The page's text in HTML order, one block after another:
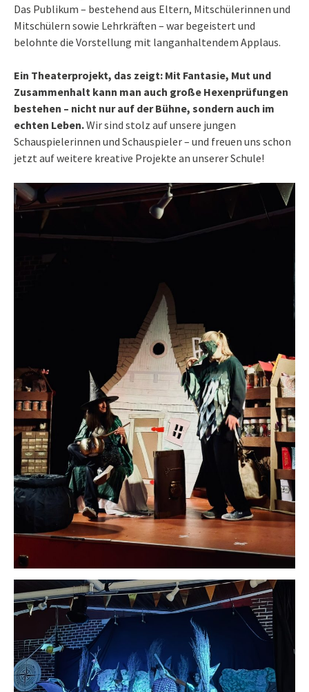
Das Publikum – bestehend aus Eltern, Mitschülerinnen und
Mitschülern sowie Lehrkräften – war begeistert und
belohnte die Vorstellung mit langanhaltendem Applaus.
Ein Theaterprojekt, das zeigt: Mit Fantasie, Mut und
Zusammenhalt kann man auch große Hexenprüfungen
bestehen – nicht nur auf der Bühne, sondern auch im
echten Leben.Wir sind stolz auf unsere jungen
Schauspielerinnen und Schauspieler – und freuen uns schon
jetzt auf weitere kreative Projekte an unserer Schule!